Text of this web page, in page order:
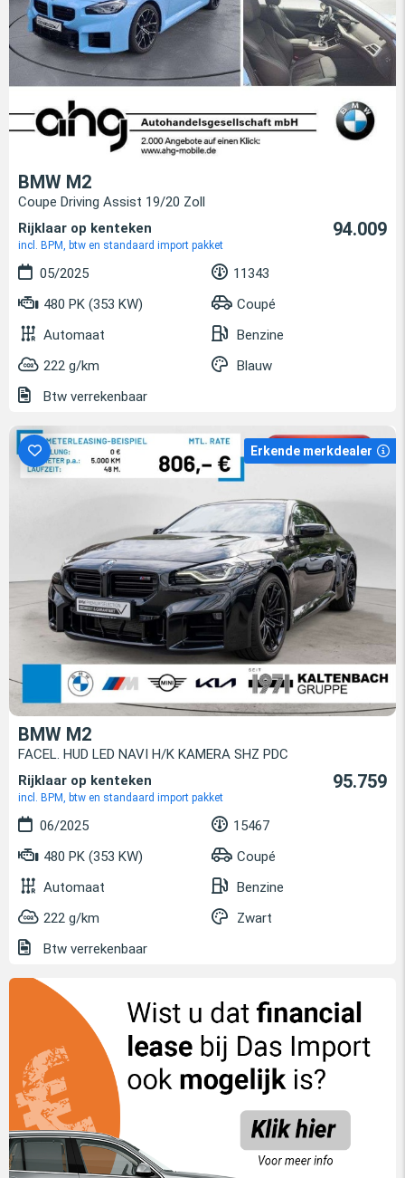
BMW M2
Coupe Driving Assist 19/20 Zoll
Rijklaar op kenteken
incl. BPM, btw en standaard import pakket
94.009
05/2025
11343
480 PK (353 KW)
Coupé
Automaat
Benzine
222 g/km
Blauw
Btw verrekenbaar
Erkende merkdealer
BMW M2
FACEL. HUD LED NAVI H/K KAMERA SHZ PDC
Rijklaar op kenteken
incl. BPM, btw en standaard import pakket
95.759
06/2025
15467
480 PK (353 KW)
Coupé
Automaat
Benzine
222 g/km
Zwart
Btw verrekenbaar